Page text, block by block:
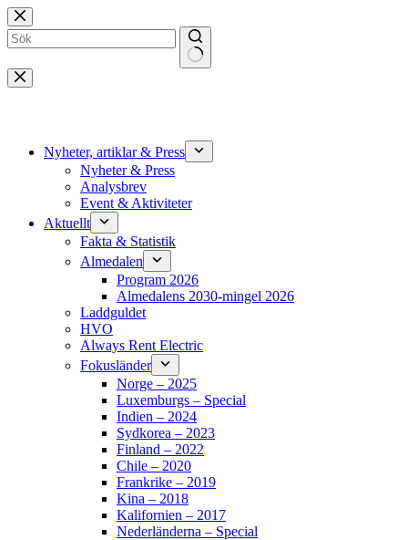
Hoppa
till
innehåll
Inga
resultat
Nyheter, artiklar & Press
Nyheter & Press
Analysbrev
Event & Aktiviteter
Aktuellt
Fakta & Statistik
Almedalen
Program 2026
Almedalens 2030-mingel 2026
Laddguldet
HVO
Always Rent Electric
Fokusländer
Norge – 2025
Luxemburgs – Special
Indien – 2024
Sydkorea – 2023
Finland – 2022
Chile – 2020
Frankrike – 2019
Kina – 2018
Kalifornien – 2017
Nederländerna – Special